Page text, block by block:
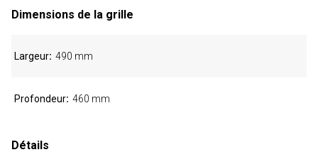
Dimensions de la grille
Largeur 490 mm
Profondeur 460 mm
Détails